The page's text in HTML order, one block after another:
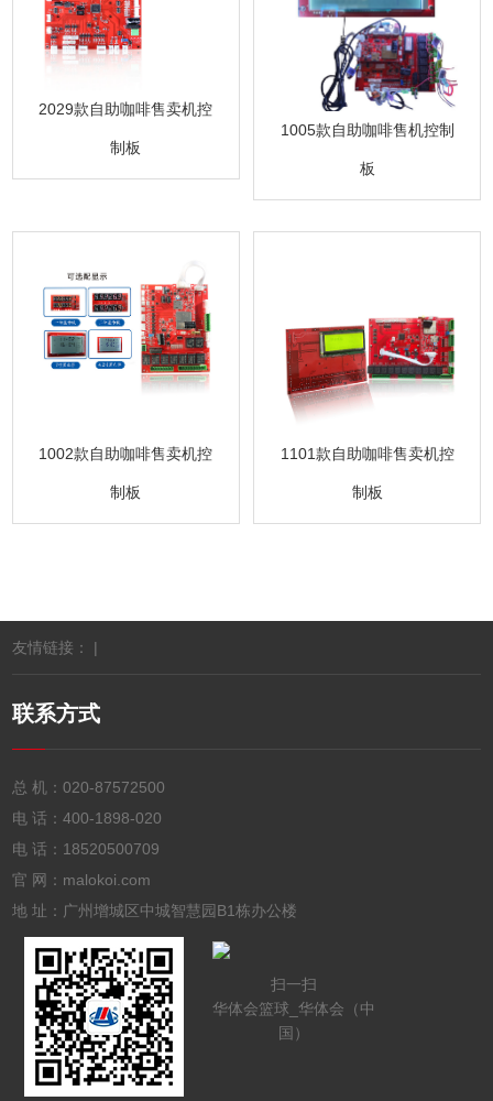
2029款自助咖啡售卖机控
制板
1005款自助咖啡售机控制
板
1002款自助咖啡售卖机控
制板
1101款自助咖啡售卖机控
制板
友情链接： |
联系方式
总 机：020-87572500
电 话：400-1898-020
电 话： 18520500709
官 网：malokoi.com
地 址：广州增城区中城智慧园B1栋办公楼
扫一扫
华体会篮球_华体会（中
国）